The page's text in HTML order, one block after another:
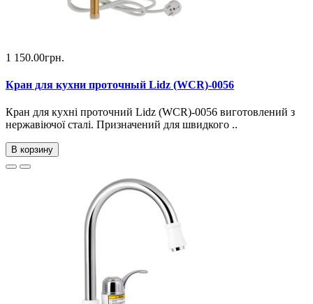
1 150.00грн.
Кран для кухни проточный Lidz (WCR)-0056
Кран для кухні проточний Lidz (WCR)-0056 виготовлений з
нержавіючої сталі. Призначений для швидкого ..
В корзину